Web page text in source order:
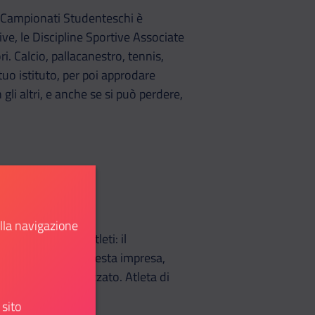
Studenteschi è
le Discipline Sportive Associate
Calcio, pallacanestro, tennis,
istituto, per poi approdare
altri, e anche se si può perdere,
a Studenti Atleti: il
in questa impresa,
personalizzato. Atleta di
navigazione